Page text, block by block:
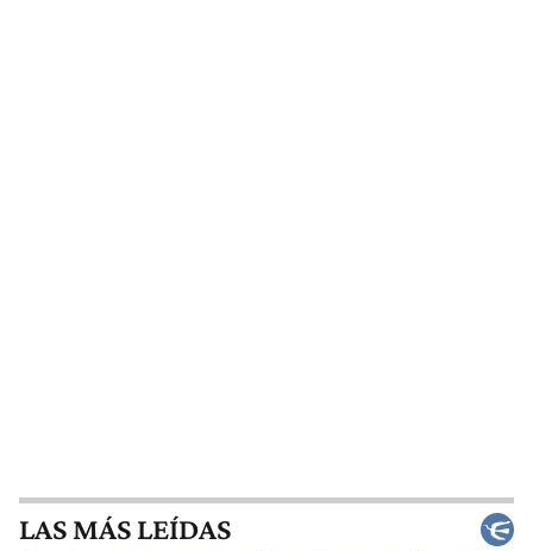
LAS MÁS LEÍDAS